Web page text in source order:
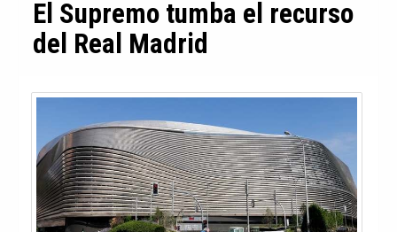
Política de privacidad y cookies|Aviso Legal